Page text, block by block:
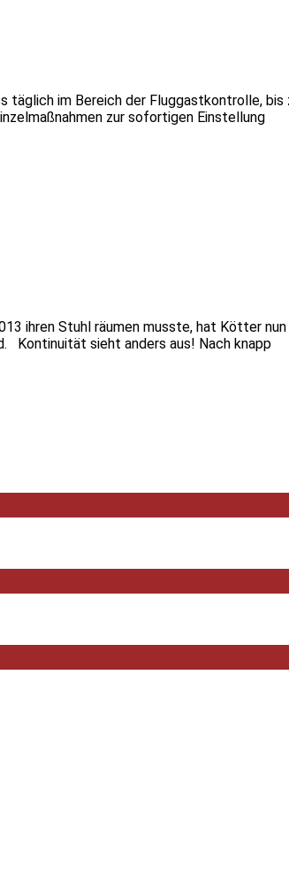
im Bereich der Fluggastkontrolle,
zur sofortigen Einstellung
ihren Stuhl räumen musste, hat Kötter
Kontinuität sieht anders aus! Nach knapp